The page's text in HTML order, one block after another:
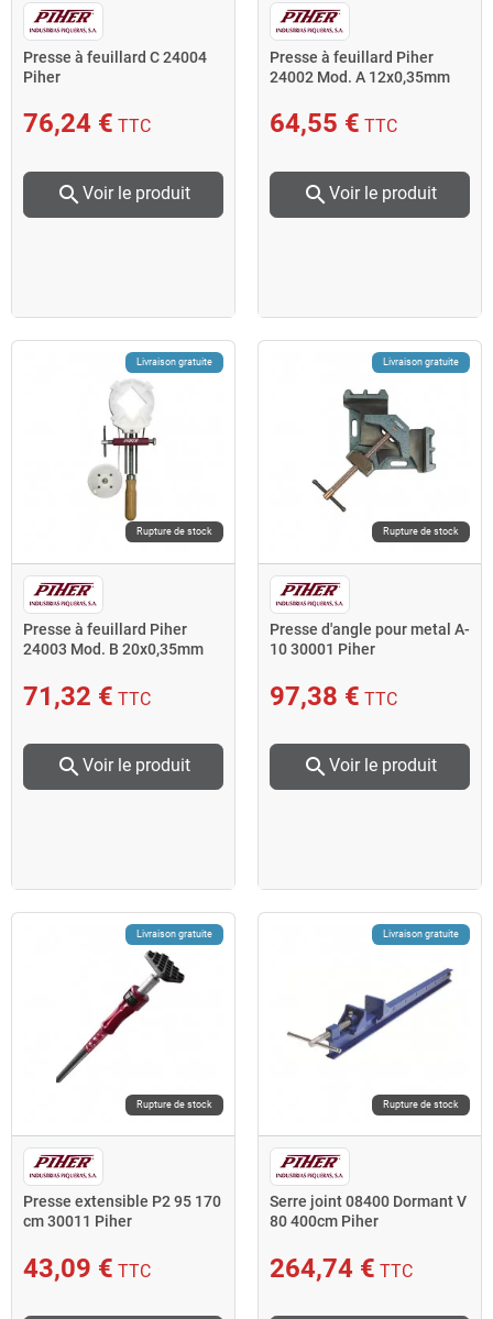
Presse à feuillard C 24004
Piher
76,24 € TTC
search Voir le produit
Presse à feuillard Piher
24002 Mod. A 12x0,35mm
64,55 € TTC
search Voir le produit
Livraison gratuite
Rupture de stock
Presse à feuillard Piher
24003 Mod. B 20x0,35mm
71,32 € TTC
search Voir le produit
Livraison gratuite
Rupture de stock
Presse d'angle pour metal A-
10 30001 Piher
97,38 € TTC
search Voir le produit
Livraison gratuite
Rupture de stock
Presse extensible P2 95 170
cm 30011 Piher
43,09 € TTC
Livraison gratuite
Rupture de stock
Serre joint 08400 Dormant V
80 400cm Piher
264,74 € TTC